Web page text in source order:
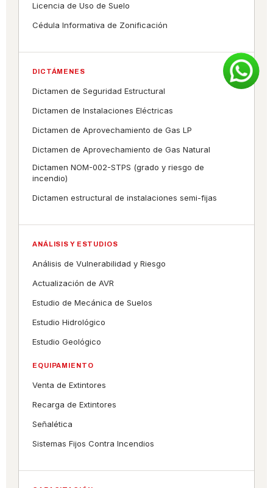
Licencia de Uso de Suelo
Cédula Informativa de Zonificación
DICTÁMENES
Dictamen de Seguridad Estructural
Dictamen de Instalaciones Eléctricas
Dictamen de Aprovechamiento de Gas LP
Dictamen de Aprovechamiento de Gas Natural
Dictamen NOM-002-STPS (grado y riesgo de
incendio)
Dictamen estructural de instalaciones semi-fijas
ANÁLISIS Y ESTUDIOS
Análisis de Vulnerabilidad y Riesgo
Actualización de AVR
Estudio de Mecánica de Suelos
Estudio Hidrológico
Estudio Geológico
EQUIPAMIENTO
Venta de Extintores
Recarga de Extintores
Señalética
Sistemas Fijos Contra Incendios